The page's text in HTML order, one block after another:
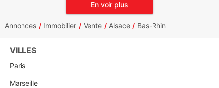
En voir plus
Annonces Immobilier Vente Alsace Bas-Rhin
VILLES
Paris
Marseille